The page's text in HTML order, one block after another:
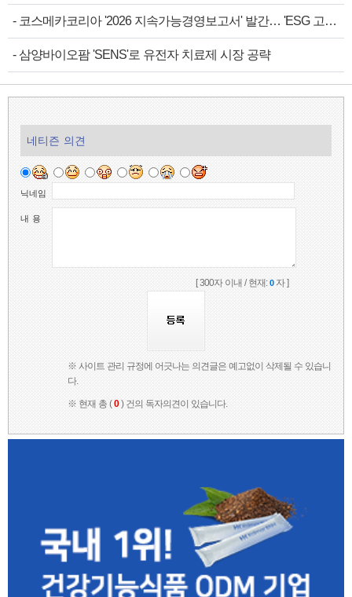
- 코스메카코리아 '2026 지속가능경영보고서' 발간… 'ESG 고…
- 삼양바이오팜 'SENS'로 유전자 치료제 시장 공략
네티즌 의견
닉네임
내 용
[ 300자 이내 / 현재:0자 ]
※ 사이트 관리 규정에 어긋나는 의견글은 예고없이 삭제될 수 있습니
다.
※ 현재 총 (0) 건의 독자의견이 있습니다.